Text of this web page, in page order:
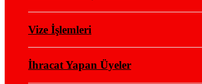
Vize İşlemleri
İhracat Yapan Üyeler